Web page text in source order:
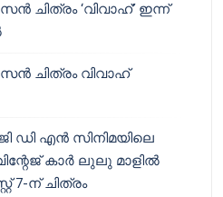
ചിത്രം ‘വിവാഹ്’ ഇന്ന്
ചിത്രം വിവാഹ്
ഡി എൻ സിനിമയിലെ
കാർ ലുലു മാളിൽ
7-ന് ചിത്രം